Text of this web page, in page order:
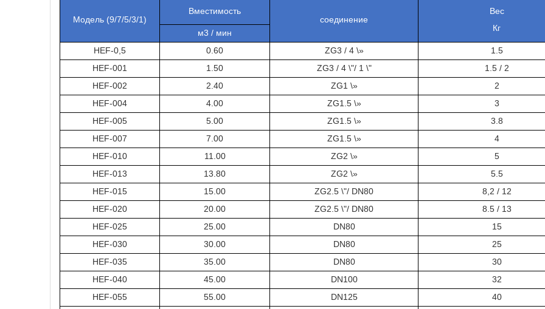
Модель (9/7/5/3/1)
Вместимость
соединение
Вес
Кг
м3 / мин
HEF-0,5
0.60 ZG3 / 4 \»
1.5
HEF-001
1.50 ZG3 / 4 \"/ 1 \"
1.5 / 2
HEF-002
2.40 ZG1 \»
2
HEF-004
4.00 ZG1.5 \»
3
HEF-005
5.00 ZG1.5 \»
3.8
HEF-007
7.00 ZG1.5 \»
4
HEF-010
11.00 ZG2 \»
5
HEF-013
13.80 ZG2 \»
5.5
HEF-015
15.00 ZG2.5 \"/ DN80
8,2 / 12
HEF-020
20.00 ZG2.5 \"/ DN80
8.5 / 13
HEF-025
25.00 DN80
15
HEF-030
30.00 DN80
25
HEF-035
35.00 DN80
30
HEF-040
45.00 DN100
32
HEF-055
55.00 DN125
40